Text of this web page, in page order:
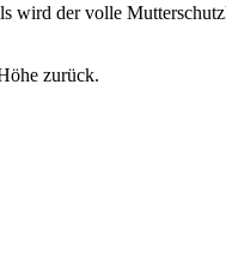
wird der volle
zurück.